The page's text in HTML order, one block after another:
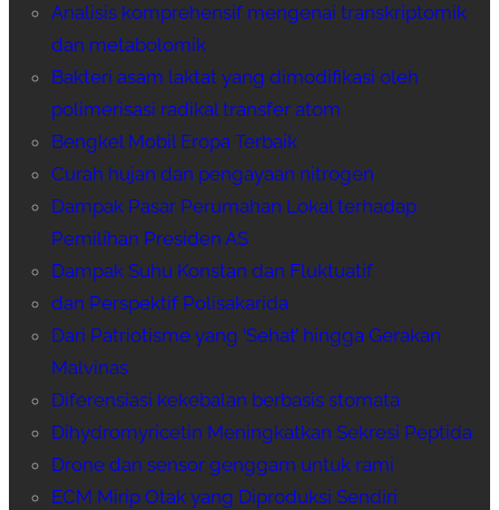
Analisis komprehensif mengenai transkriptomik
dan metabolomik
Bakteri asam laktat yang dimodifikasi oleh
polimerisasi radikal transfer atom
Bengkel Mobil Eropa Terbaik
Curah hujan dan pengayaan nitrogen
Dampak Pasar Perumahan Lokal terhadap
Pemilihan Presiden AS
Dampak Suhu Konstan dan Fluktuatif
dan Perspektif Polisakarida
Dari Patriotisme yang ‘Sehat’ hingga Gerakan
Malvinas
Diferensiasi kekebalan berbasis stomata
Dihydromyricetin Meningkatkan Sekresi Peptida
Drone dan sensor genggam untuk rami
ECM Mirip Otak yang Diproduksi Sendiri